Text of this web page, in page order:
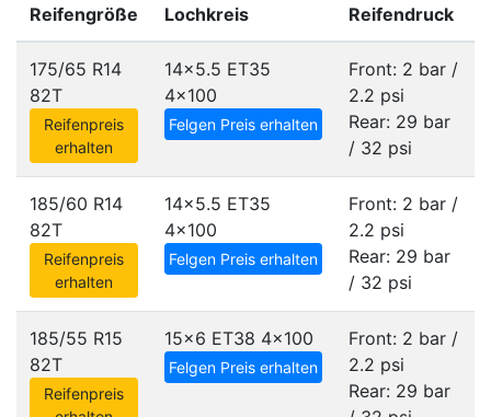
Reifengröße
Lochkreis
Reifendruck
175/65 R14
82T
Reifenpreis
erhalten
14x5.5 ET35
4x100
Felgen Preis erhalten
Front: 2 bar /
2.2 psi
Rear: 29 bar
/ 32 psi
185/60 R14
82T
Reifenpreis
erhalten
14x5.5 ET35
4x100
Felgen Preis erhalten
Front: 2 bar /
2.2 psi
Rear: 29 bar
/ 32 psi
185/55 R15
82T
Reifenpreis
15x6 ET38 4x100
Felgen Preis erhalten
Front: 2 bar /
2.2 psi
Rear: 29 bar